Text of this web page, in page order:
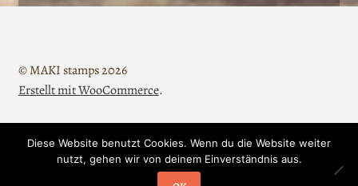
© MAKI stamps 2026
Erstellt mit WooCommerce.
Vertrag widerrufen
Diese Website benutzt Cookies. Wenn du die Website weiter
nutzt, gehen wir von deinem Einverständnis aus.